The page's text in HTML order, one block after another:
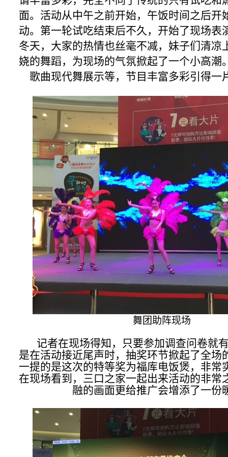
面。活动从中午之前开始，午饭时间之后开
动。第一轮试吃结束后不久，开始了现场表
冬天，大家的热情也丝毫不减，妹子们清凉
娆的舞蹈，为现场的气氛掀起了一个小高潮
歌曲现代舞展示等，节目丰富多彩引得一
舞团助阵现场
记者在现场得知，只要参加调查问卷就
是在活动接近尾声时，抽奖环节掀起了全场
一提的是这次的特等奖为福库电饭煲，非常
在现场看到，三口之家一起出来活动的非常
融的画面更给推广会增添了一份